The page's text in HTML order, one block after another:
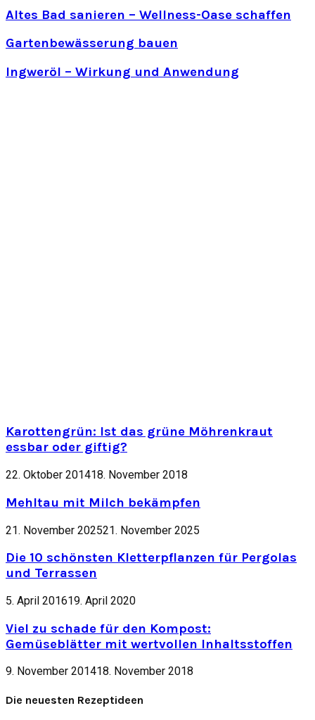
Altes Bad sanieren – Wellness-Oase schaffen
Gartenbewässerung bauen
Ingweröl – Wirkung und Anwendung
Karottengrün: Ist das grüne Möhrenkraut
essbar oder giftig?
22. Oktober 201418. November 2018
Mehltau mit Milch bekämpfen
21. November 202521. November 2025
Die 10 schönsten Kletterpflanzen für Pergolas
und Terrassen
5. April 201619. April 2020
Viel zu schade für den Kompost:
Gemüseblätter mit wertvollen Inhaltsstoffen
9. November 201418. November 2018
Die neuesten Rezeptideen